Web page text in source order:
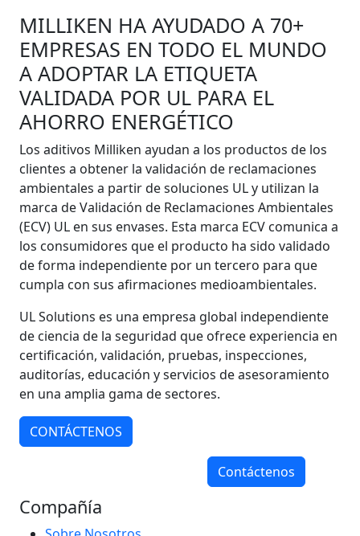
MILLIKEN HA AYUDADO A 70+
EMPRESAS EN TODO EL MUNDO
A ADOPTAR LA ETIQUETA
VALIDADA POR UL PARA EL
AHORRO ENERGÉTICO
Los aditivos Milliken ayudan a los productos de los
clientes a obtener la validación de reclamaciones
ambientales a partir de soluciones UL y utilizan la
marca de Validación de Reclamaciones Ambientales
(ECV) UL en sus envases. Esta marca ECV comunica a
los consumidores que el producto ha sido validado
de forma independiente por un tercero para que
cumpla con sus afirmaciones medioambientales.
UL Solutions es una empresa global independiente
de ciencia de la seguridad que ofrece experiencia en
certificación, validación, pruebas, inspecciones,
auditorías, educación y servicios de asesoramiento
en una amplia gama de sectores.
CONTÁCTENOS
Contáctenos
Compañía